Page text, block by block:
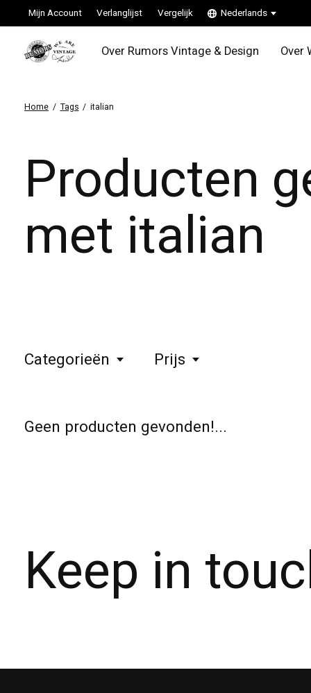
Mijn Account Verlanglijst Vergelijk Nederlands
Over Rumors Vintage & Design Over
Home / Tags / italian
Producten
met italian
Categorieën Prijs
Geen producten gevonden!...
Keep in